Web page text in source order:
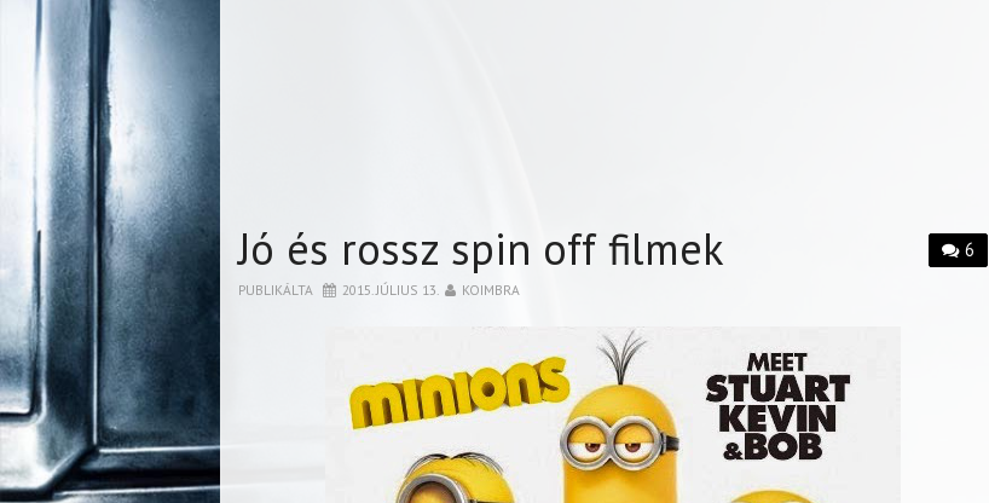
6
Jó és rossz spin off filmek
PUBLIKÁLTA 2015. JÚLIUS 13. KOIMBRA